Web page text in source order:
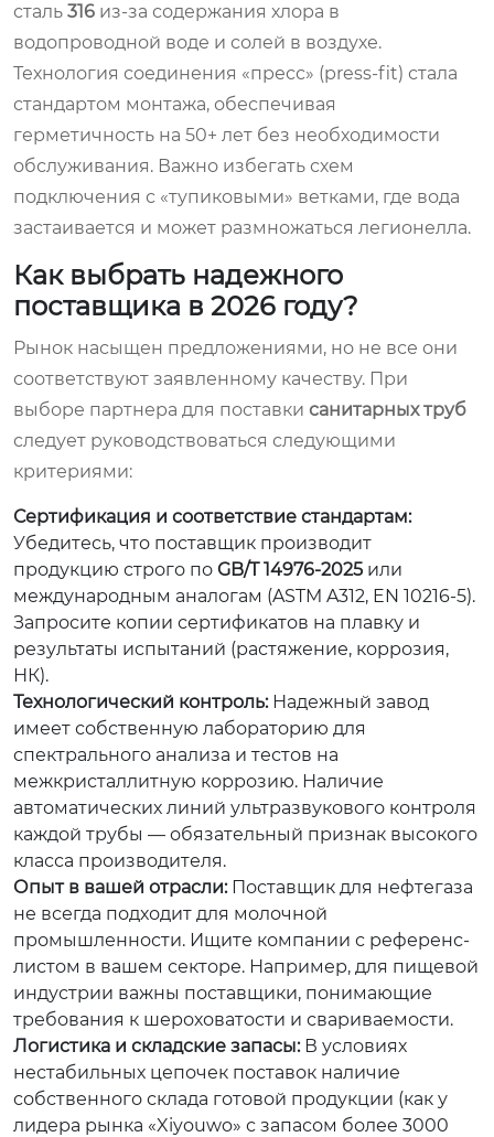
сталь 316 из-за содержания хлора в
водопроводной воде и солей в воздухе.
Технология соединения «пресс» (press-fit) стала
стандартом монтажа, обеспечивая
герметичность на 50+ лет без необходимости
обслуживания. Важно избегать схем
подключения с «тупиковыми» ветками, где вода
застаивается и может размножаться легионелла.
Как выбрать надежного
поставщика в 2026 году?
Рынок насыщен предложениями, но не все они
соответствуют заявленному качеству. При
выборе партнера для поставки санитарных труб
следует руководствоваться следующими
критериями:
Сертификация и соответствие стандартам:
Убедитесь, что поставщик производит
продукцию строго по GB/T 14976-2025 или
международным аналогам (ASTM A312, EN 10216-5).
Запросите копии сертификатов на плавку и
результаты испытаний (растяжение, коррозия,
НК).
Технологический контроль:Надежный завод
имеет собственную лабораторию для
спектрального анализа и тестов на
межкристаллитную коррозию. Наличие
автоматических линий ультразвукового контроля
каждой трубы — обязательный признак высокого
класса производителя.
Опыт в вашей отрасли:Поставщик для нефтегаза
не всегда подходит для молочной
промышленности. Ищите компании с референс-
листом в вашем секторе. Например, для пищевой
индустрии важны поставщики, понимающие
требования к шероховатости и свариваемости.
Логистика и складские запасы:В условиях
нестабильных цепочек поставок наличие
собственного склада готовой продукции (как у
лидера рынка «Xiyouwo» с запасом более 3000